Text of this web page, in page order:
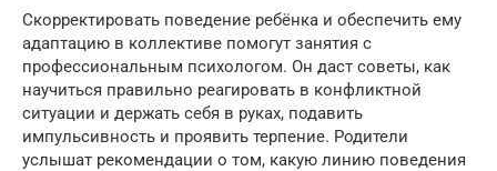
Скорректировать поведение ребёнка и обеспечить ему
адаптацию в коллективе помогут занятия с
профессиональным психологом. Он даст советы, как
научиться правильно реагировать в конфликтной
ситуации и держать себя в руках, подавить
импульсивность и проявить терпение. Родители
услышат рекомендации о том, какую линию поведения